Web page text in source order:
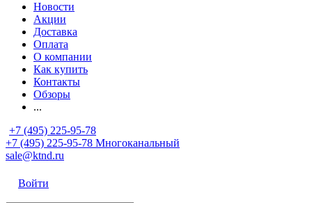
Новости
Акции
Доставка
Оплата
О компании
Как купить
Контакты
Обзоры
...
+7 (495) 225-95-78
+7 (495) 225-95-78 Многоканальный
sale@ktnd.ru
Войти